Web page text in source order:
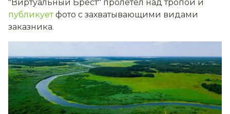
"Виртуальный Брест" пролетел над тропой и
публикуетфото с захватывающими видами
заказника.